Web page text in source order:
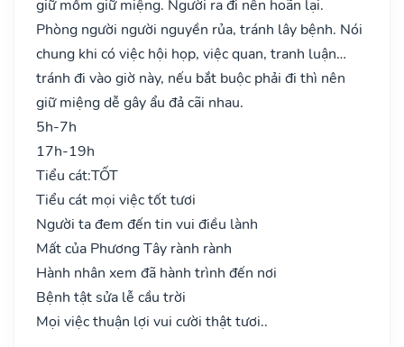
giữ mồm giữ miệng. Người ra đi nên hoãn lại.
Phòng người người nguyền rủa, tránh lây bệnh. Nói
chung khi có việc hội họp, việc quan, tranh luận…
tránh đi vào giờ này, nếu bắt buộc phải đi thì nên
giữ miệng dễ gây ẩu đả cãi nhau.
5h-7h
17h-19h
Tiểu cát:TỐT
Tiểu cát mọi việc tốt tươi
Người ta đem đến tin vui điều lành
Mất của Phương Tây rành rành
Hành nhân xem đã hành trình đến nơi
Bệnh tật sửa lễ cầu trời
Mọi việc thuận lợi vui cười thật tươi..